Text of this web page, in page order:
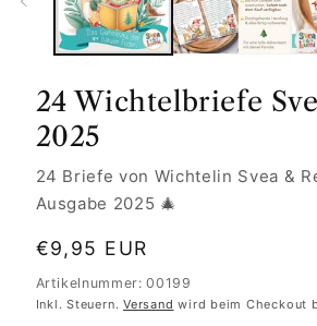
24 Wichtelbriefe
2025
24 Briefe von Wichtelin Svea &
Ausgabe 2025 🎄
Normaler
Preis
€9,95 EUR
Artikelnummer: 00199
Inkl. Steuern.Versand wird beim Checkout